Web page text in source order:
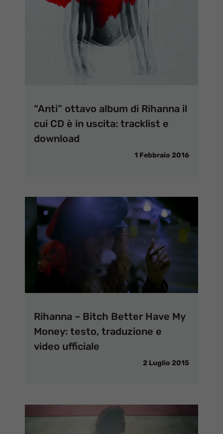
“Anti” ottavo album di Rihanna il
cui CD è in uscita: tracklist e
download
1 Febbraio 2016
Rihanna – Bitch Better Have My
Money: testo, traduzione e
video ufficiale
2 Luglio 2015